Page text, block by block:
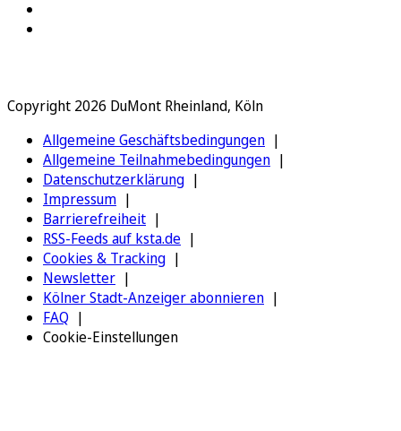
Copyright 2026 DuMont Rheinland, Köln
Allgemeine Geschäftsbedingungen
Allgemeine Teilnahmebedingungen
Datenschutzerklärung
Impressum
Barrierefreiheit
RSS-Feeds auf ksta.de
Cookies & Tracking
Newsletter
Kölner Stadt-Anzeiger abonnieren
FAQ
Cookie-Einstellungen